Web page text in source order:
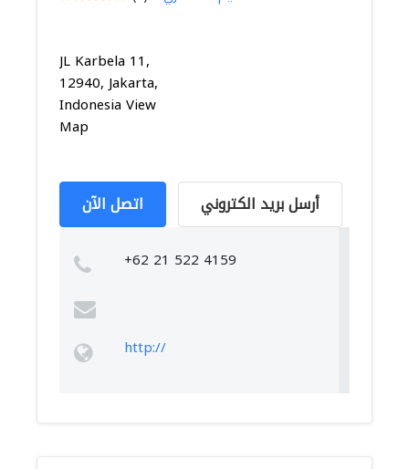
JL Karbela 11,
12940, Jakarta,
Indonesia View
Map
اتصل الآن أرسل بريد الكتروني
+62 21 522 4159
http://